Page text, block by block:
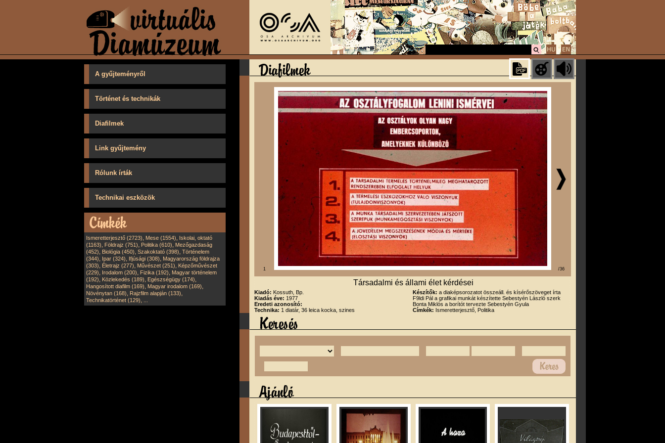
A gyűjteményről
Történet és technikák
Diafilmek
Link gyűjtemény
Rólunk írták
Technikai eszközök
Ismeretterjesztő (2723), Mese (1554), Iskolai, oktató
(1163), Földrajz (751), Politika (610), Mezőgazdaság
(452), Biológia (450), Szakoktató (398), Történelem
(344), Ipar (324), Ifjúsági (308), Magyarország földrajza
(303), Életrajz (277), Művészet (251), Képzőművészet
(229), Irodalom (200), Fizika (192), Magyar történelem
(192), Közlekedés (189), Egészségügy (174),
Hangosított diafilm (169), Magyar irodalom (169),
Növénytan (168), Rajzfilm alapján (133),
Technikatörténet (129),
1 /36
Társadalmi és állami élet kérdései
Kiadó: Kossuth, Bp.
Kiadás éve: 1977
Eredeti azonosító:
Technika: 1 diatár, 36 leica kocka, szines
Készítők: a diaképsorozatot összeáll. és kísérőszöveget írta
F9ldi Pál a grafikai munkát készítette Sebestyén László szerk
Bonta Miklós a borítót tervezte Sebestyén Gyula
Címkék: Ismeretterjesztő, Politika